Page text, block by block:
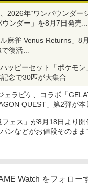
2026年“ワンパウンダー
ンダー」を8月7日発売
マヨソース」を使用し
ル麻雀 Venus Returns」8
復活
20%オフになるセールが
ッピーセット「ポケモン
念で30匹が大集合
ェラピケ、コラボ「
QUEST」第2弾が本
ったスライムやわたぼ
で登場
ェス」が8月18日より開
ンなどがお値段そのまま
Watch をフォロー